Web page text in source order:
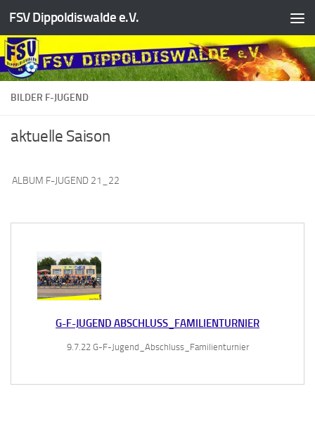
Zum Inhalt springen
FSV Dippoldiswalde e.V.
BILDER F-JUGEND
aktuelle Saison
ALBUM F-JUGEND 21_22
G-F-JUGEND ABSCHLUSS_FAMILIENTURNIER
9.7.22 G-F-Jugend_Abschluss_Familienturnier